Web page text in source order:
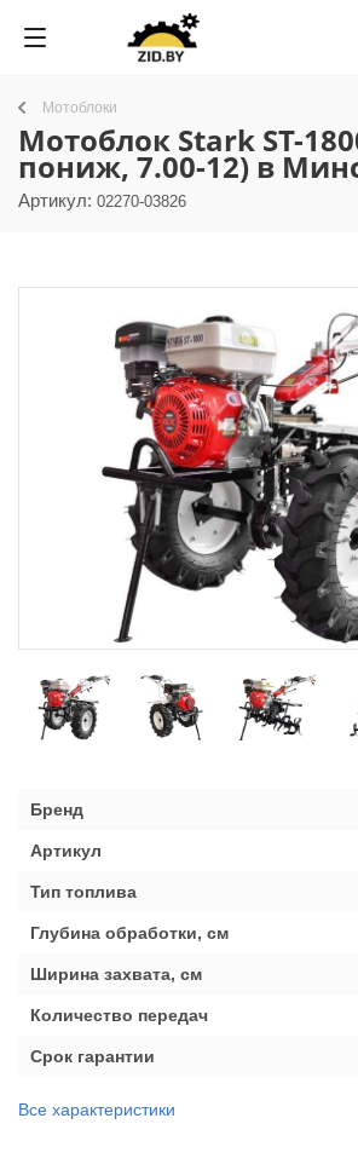
Мотоблоки
Мотоблок Stark ST-
пониж, 7.00-12) в
Артикул: 02270-03826
Бренд
Артикул
Тип топлива
Глубина обработки, см
Ширина захвата, см
Количество передач
Срок гарантии
Все характеристики